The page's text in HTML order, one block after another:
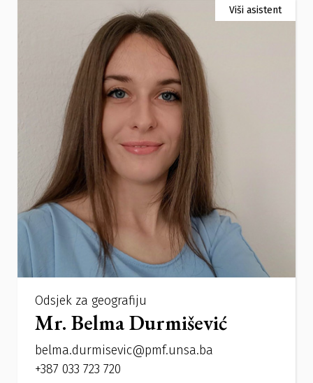
Viši asistent
Odsjek za geografiju
Mr. Belma Durmišević
belma.durmisevic@pmf.unsa.ba
+387 033 723 720